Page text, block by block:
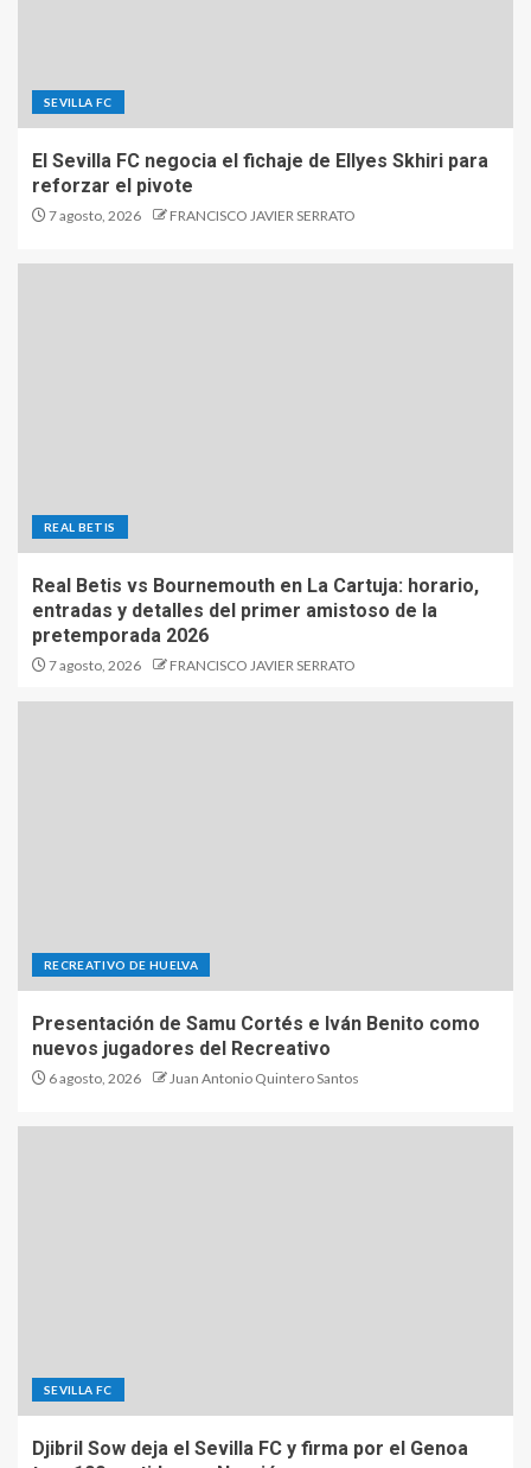
SEVILLA FC
El Sevilla FC negocia el fichaje de Ellyes Skhiri para
reforzar el pivote
7 agosto, 2026 FRANCISCO JAVIER SERRATO
REAL BETIS
Real Betis vs Bournemouth en La Cartuja: horario,
entradas y detalles del primer amistoso de la
pretemporada 2026
7 agosto, 2026 FRANCISCO JAVIER SERRATO
RECREATIVO DE HUELVA
Presentación de Samu Cortés e Iván Benito como
nuevos jugadores del Recreativo
6 agosto, 2026 Juan Antonio Quintero Santos
SEVILLA FC
Djibril Sow deja el Sevilla FC y firma por el Genoa